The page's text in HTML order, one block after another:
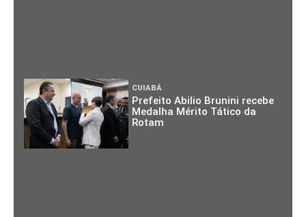
CUIABÁ
Prefeito Abilio Brunini recebe
Medalha Mérito Tático da
Rotam